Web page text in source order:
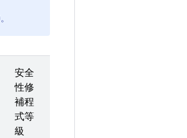
安全
性修
補程
式等
級